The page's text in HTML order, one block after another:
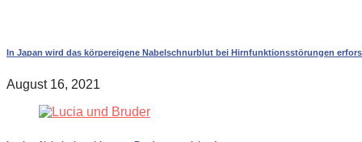
In Japan wird das körpereigene Nabelschnurblut bei Hirnfunktionsstörungen
August 16, 2021